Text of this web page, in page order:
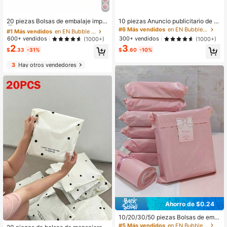
20 piezas Bolsas de embalaje imper
meables de unicolor y gruesas, Bols
as simples multifuncionales adecua
das para la escuela, la oficina, el en
vío y la mensajería
Clientes habituales
#1 Más vendidos
Clientes habituales
#1 Más vendidos
Clientes habituales
#1 Más vendidos
600+ vendidos (1000+)
$2.33 -31%
3Hay otros vendedores
10 piezas Anuncio publicitario de b
urbujas unicolor
#6 Más vendidos
en EN Bubble Mailers
300+ vendidos
(1000+)
$3.60 -10%
Ahorro de $0.24
10/20/30/50 piezas Bolsas de emb
alaje de polietileno rosa claro durad
#5 Más vendidos
en EN Bubble Mailers